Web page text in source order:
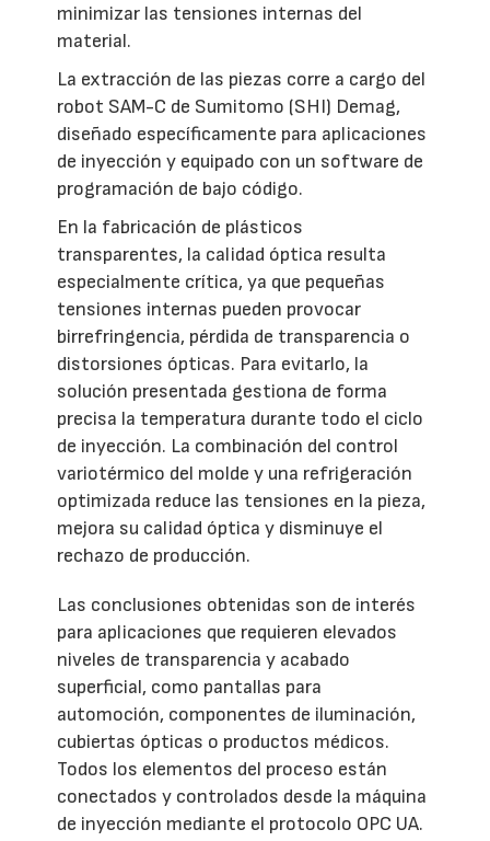
minimizar las tensiones internas del
material.
La extracción de las piezas corre a cargo del
robot SAM-C de Sumitomo (SHI) Demag,
diseñado específicamente para aplicaciones
de inyección y equipado con un software de
programación de bajo código.
En la fabricación de plásticos
transparentes, la calidad óptica resulta
especialmente crítica, ya que pequeñas
tensiones internas pueden provocar
birrefringencia, pérdida de transparencia o
distorsiones ópticas. Para evitarlo, la
solución presentada gestiona de forma
precisa la temperatura durante todo el ciclo
de inyección. La combinación del control
variotérmico del molde y una refrigeración
optimizada reduce las tensiones en la pieza,
mejora su calidad óptica y disminuye el
rechazo de producción.
Las conclusiones obtenidas son de interés
para aplicaciones que requieren elevados
niveles de transparencia y acabado
superficial, como pantallas para
automoción, componentes de iluminación,
cubiertas ópticas o productos médicos.
Todos los elementos del proceso están
conectados y controlados desde la máquina
de inyección mediante el protocolo OPC UA.